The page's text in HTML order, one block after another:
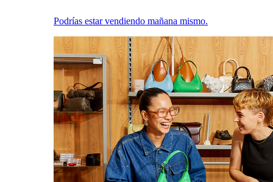
Podrías estar vendiendo mañana mismo.